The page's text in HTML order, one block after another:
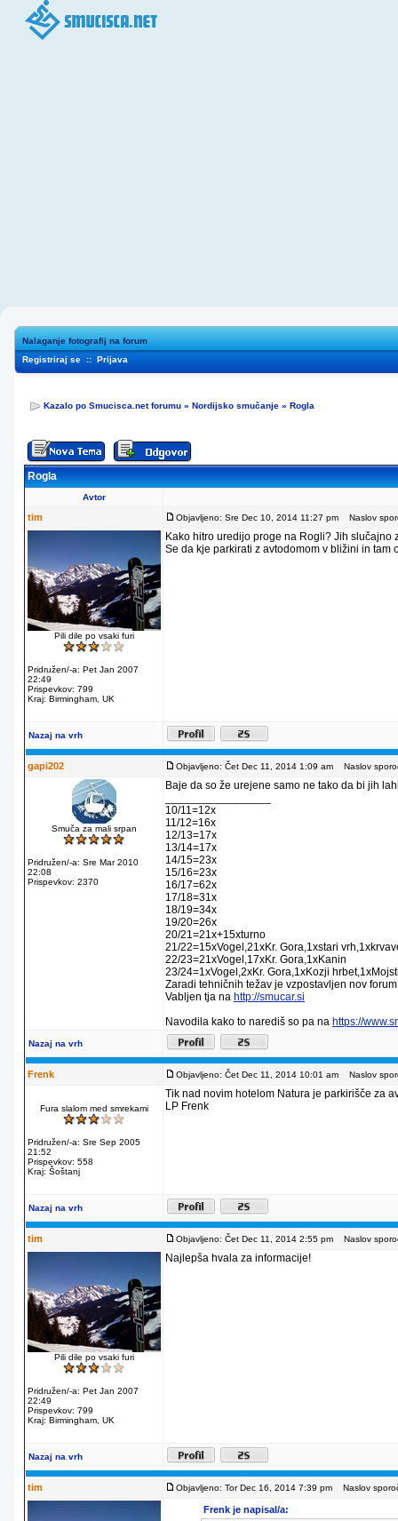
Nalaganje fotografij na forum
Registriraj se :: Prijava
Kazalo po Smucisca.net forumu » Nordijsko smučanje » Rogla
Rogla
Avtor
tim Objavljeno: Sre Dec 10, 2014 11:27 pm Naslov
Pili dile po vsaki furi
Pridružen/-a: Pet Jan 2007
22:49
Prispevkov: 799
Kraj: Birmingham, UK
Kako hitro uredijo proge na Rogli? Jih slučajno
Se da kje parkirati z avtodomom v bližini in tam
Nazaj na vrh
gapi202 Objavljeno: Čet Dec 11, 2014 1:09 am Naslov
Smuča za mali srpan
Pridružen/-a: Sre Mar 2010
22:08
Prispevkov: 2370
Baje da so že urejene samo ne tako da bi jih
10/11=12x
11/12=16x
12/13=17x
13/14=17x
14/15=23x
15/16=23x
16/17=62x
17/18=31x
18/19=34x
19/20=26x
20/21=21x+15xturno
21/22=15xVogel,21xKr. Gora,1xstari
22/23=21xVogel,17xKr. Gora,1xKanin
23/24=1xVogel,2xKr. Gora,1xKozji
Zaradi tehničnih težav je vzpostavljen nov
Vabljen tja na http://smucar.si
Navodila kako to narediš so pa na https://
Nazaj na vrh
Frenk Objavljeno: Čet Dec 11, 2014 10:01 am Naslov
Fura slalom med smrekami
Pridružen/-a: Sre Sep 2005
21:52
Prispevkov: 558
Kraj: Šoštanj
Tik nad novim hotelom Natura je parkirišče za
LP Frenk
Nazaj na vrh
tim Objavljeno: Čet Dec 11, 2014 2:55 pm Naslov
Pili dile po vsaki furi
Pridružen/-a: Pet Jan 2007
22:49
Prispevkov: 799
Kraj: Birmingham, UK
Najlepša hvala za informacije!
Nazaj na vrh
tim Objavljeno: Tor Dec 16, 2014 7:39 pm Naslov
Frenk je napisal/a: